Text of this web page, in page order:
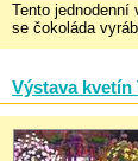
Tento
se čokoláda
Výstava kvetín